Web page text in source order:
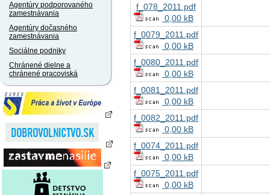
Agentúry podporovaného
zamestnávania
Agentúry dočasného
zamestnávania
Sociálne podniky
Chránené dielne a
chránené pracoviská
f_078_2011.pdf
0,00 kB
f_0079_2011.pdf
0,00 kB
f_0080_2011.pdf
0,00 kB
f_0081_2011.pdf
0,00 kB
f_0082_2011.pdf
0,00 kB
f_0074_2011.pdf
0,00 kB
f_0075_2011.pdf
0,00 kB